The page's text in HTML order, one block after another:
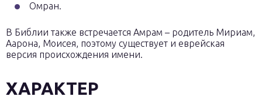
Омран.
В Библии также встречается Амрам – родитель Мириам,
Аарона, Моисея, поэтому существует и еврейская
версия происхождения имени.
ХАРАКТЕР